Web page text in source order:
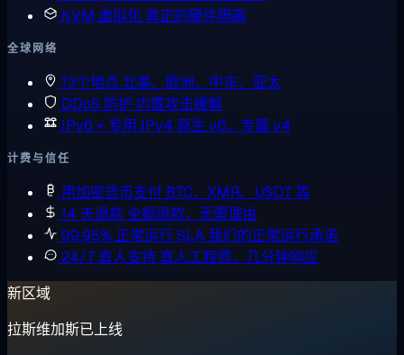
KVM 虚拟化 真正的硬件隔离
全球网络
13个地点 北美、欧洲、中东、亚太
DDoS 防护 内置攻击缓解
IPv6 + 专用 IPv4 原生 v6，专属 v4
计费与信任
用加密货币支付 BTC、XMR、USDT 等
14 天退款全额退款，无需理由
99.95% 正常运行 SLA我们的正常运行承诺
24/7 真人支持 真人工程师，几分钟响应
新区域
拉斯维加斯已上线